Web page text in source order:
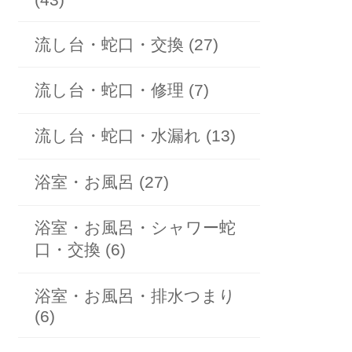
流し台・蛇口・交換 (27)
流し台・蛇口・修理 (7)
流し台・蛇口・水漏れ (13)
浴室・お風呂 (27)
浴室・お風呂・シャワー蛇
口・交換 (6)
浴室・お風呂・排水つまり
(6)